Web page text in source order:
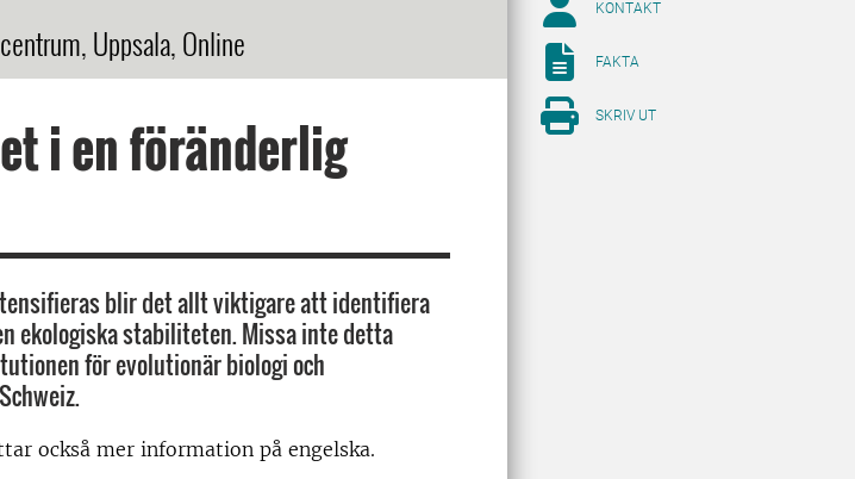
Uppsala, Online
i en föränderlig
blir det allt viktigare att identifiera
ekologiska stabiliteten. Missa inte detta
för evolutionär biologi och
också mer information på engelska.
KONTAKT
FAKTA
SKRIV UT